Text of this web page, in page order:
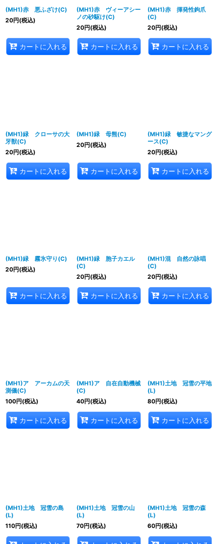
(MH1)赤 悪ふざけ(C)
20円(税込)
カートに入れる
(MH1)赤 ヴィーアシー
ノの砂駆け(C)
20円(税込)
カートに入れる
(MH1)赤 揮発性鉤爪
(C)
20円(税込)
カートに入れる
(MH1)緑 クローサの大
牙獣(C)
20円(税込)
カートに入れる
(MH1)緑 母熊(C)
20円(税込)
カートに入れる
(MH1)緑 敏捷なマング
ース(C)
20円(税込)
カートに入れる
(MH1)緑 霧氷守り(C)
20円(税込)
カートに入れる
(MH1)緑 胞子カエル
(C)
20円(税込)
カートに入れる
(MH1)混 自然の詠唱
(C)
20円(税込)
カートに入れる
(MH1)ア アーカムの天
測儀(C)
100円(税込)
カートに入れる
(MH1)ア 自在自動機械
(C)
40円(税込)
カートに入れる
(MH1)土地 冠雪の平地
(L)
80円(税込)
カートに入れる
(MH1)土地 冠雪の島
(L)
110円(税込)
(MH1)土地 冠雪の山
(L)
70円(税込)
(MH1)土地 冠雪の森
(L)
60円(税込)